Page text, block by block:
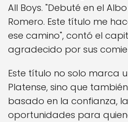
All Boys. "Debuté en el
Romero. Este título me
ese camino", contó el
agradecido por sus
Este título no solo marca
Platense, sino que
basado en la confianza,
oportunidades para